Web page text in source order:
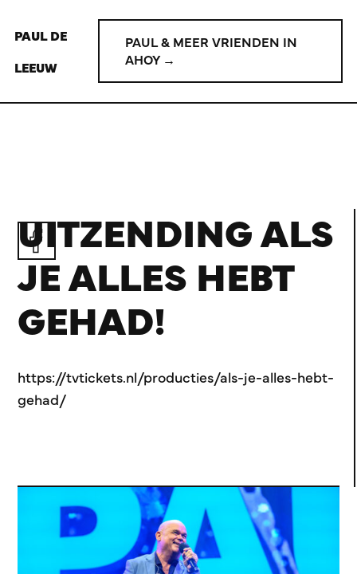
PAUL DE
LEEUW
PAUL & MEER VRIENDEN IN
AHOY →
UITZENDING ALS
JE ALLES HEBT
GEHAD!
https://tvtickets.nl/producties/als-je-alles-hebt-
gehad/